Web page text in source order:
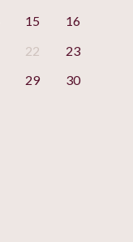
15
16
22
23
29
30